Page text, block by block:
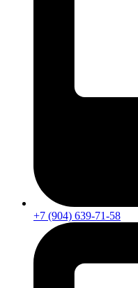
+7 (904) 639-71-58